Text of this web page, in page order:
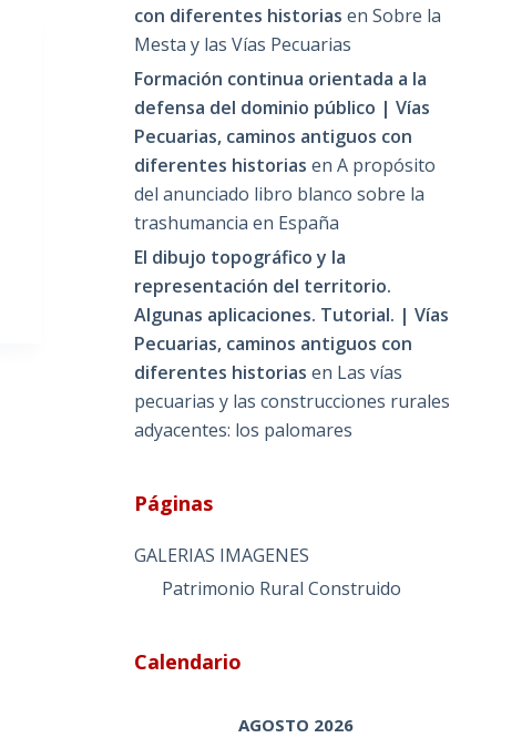
con diferentes historias enSobre la
Mesta y las Vías Pecuarias
Formación continua orientada a la
defensa del dominio público | Vías
Pecuarias, caminos antiguos con
diferentes historias enA propósito
del anunciado libro blanco sobre la
trashumancia en España
El dibujo topográfico y la
representación del territorio.
Algunas aplicaciones. Tutorial. | Vías
Pecuarias, caminos antiguos con
diferentes historias en Las vías
pecuarias y las construcciones rurales
adyacentes: los palomares
Páginas
GALERIAS IMAGENES
Patrimonio Rural Construido
Calendario
AGOSTO 2026